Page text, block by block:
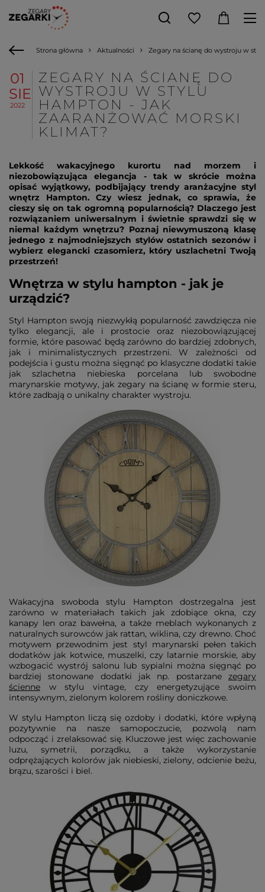
Strona główna Aktualności Zegary na ścianę do wystroju w
01
SIE
2022
ZEGARY NA ŚCIANĘ DO
WYSTROJU W STYLU
HAMPTON - JAK
ZAARANŻOWAĆ MORSKI
KLIMAT?
Lekkość wakacyjnego kurortu nad morzem i
niezobowiązująca elegancja - tak w skrócie można
opisać wyjątkowy, podbijający trendy aranżacyjne styl
wnętrz Hampton. Czy wiesz jednak, co sprawia, że
cieszy się on tak ogromną popularnością? Dlaczego jest
rozwiązaniem uniwersalnym i świetnie sprawdzi się w
niemal każdym wnętrzu? Poznaj niewymuszoną klasę
jednego z najmodniejszych stylów ostatnich sezonów i
wybierz elegancki czasomierz, który uszlachetni Twoją
przestrzeń!
Wnętrza w stylu hampton - jak je
urządzić?
Styl Hampton swoją niezwykłą popularność zawdzięcza nie
tylko elegancji, ale i prostocie oraz niezobowiązującej
formie, które pasować będą zarówno do bardziej zdobnych,
jak i minimalistycznych przestrzeni. W zależności od
podejścia i gustu można sięgnąć po klasyczne dodatki takie
jak szlachetna niebieska porcelana lub swobodne
marynarskie motywy, jak zegary na ścianę w formie steru,
które zadbają o unikalny charakter wystroju.
Wakacyjna swoboda stylu Hampton dostrzegalna jest
zarówno w materiałach takich jak zdobiące okna, czy
kanapy len oraz bawełna, a także meblach wykonanych z
naturalnych surowców jak rattan, wiklina, czy drewno. Choć
motywem przewodnim jest styl marynarski pełen takich
dodatków jak kotwice, muszelki, czy latarnie morskie, aby
wzbogacić wystrój salonu lub sypialni można sięgnąć po
bardziej stonowane dodatki jak np. postarzane zegary
ścienne w stylu vintage, czy energetyzujące swoim
intensywnym, zielonym kolorem rośliny doniczkowe.
W stylu Hampton liczą się ozdoby i dodatki, które wpłyną
pozytywnie na nasze samopoczucie, pozwolą nam
odpocząć i zrelaksować się. Kluczowe jest więc zachowanie
luzu, symetrii, porządku, a także wykorzystanie
odprężających kolorów jak niebieski, zielony, odcienie beżu,
brązu, szarości i biel.